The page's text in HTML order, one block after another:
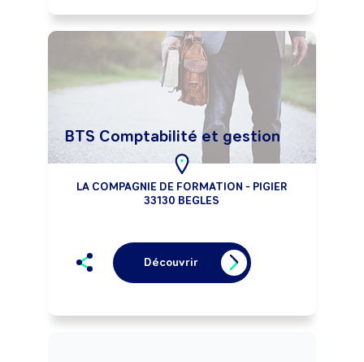
BTS Comptabilité et gestion
LA COMPAGNIE DE FORMATION - PIGIER
33130 BEGLES
Découvrir